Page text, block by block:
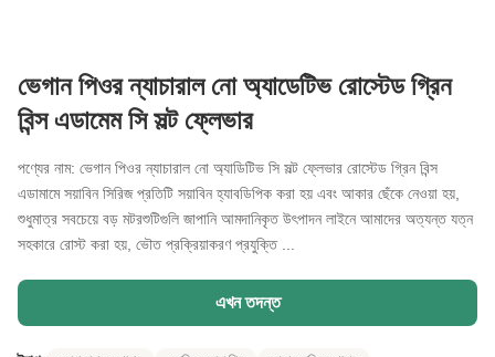
ভেগান পিওর ন্যাচারাল নো অ্যাডেটিভ রোস্টেড গ্রিন
বিন্স এডামেম সি সল্ট ফ্লেভার
পণ্যের নাম: ভেগান পিওর ন্যাচারাল নো অ্যাডিটিভ সি সল্ট ফ্লেভার রোস্টেড গ্রিন বিন্স
এডামামে সয়াবিন সিরিজ প্রতিটি সয়াবিন হ্যাবডিপিক করা হয় এবং আকার ছেঁকে নেওয়া হয়,
শুধুমাত্র সবচেয়ে বড় মটরশুটিগুলি জাপানি আমদানিকৃত উৎপাদন লাইনে আমাদের অত্যন্ত যত্ন
সহকারে রোস্ট করা হয়, ভৌত প্রক্রিয়াকরণ প্রযুক্তি ...
এখন তদন্ত